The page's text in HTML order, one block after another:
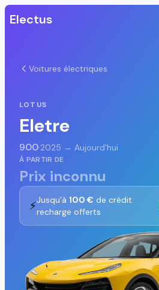
Electus
Voitures électriques
LOTUS
Eletre
900·2025 → Aujourd'hui
À PARTIR DE
Prix inconnu
⚡Jusqu'à 100 € de crédit
recharge offerts